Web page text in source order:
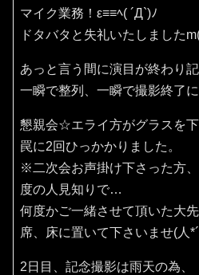
マイク業務！ε≡≡ﾍ( ´Д`)ﾉ
ドタバタと失礼いたしました
あっと言う間に演目が終わり記
一瞬で整列、一瞬で撮影終了
懇親会☆エライ方がグラスを
罠に2回ひっかかりました。
※二次会お声掛け下さった方
度の人見知りで…
何度かご一緒させて頂いた大
席、床に置いて下さいませ(⁠人⁠
2日目、記念撮影は雨天の為、